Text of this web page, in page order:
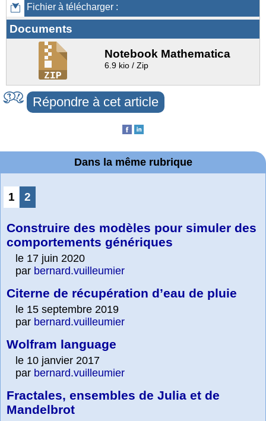
Fichier à télécharger :
Documents
Notebook Mathematica
6.9 kio / Zip
Répondre à cet article
Dans la même rubrique
1 2
Construire des modèles pour simuler des
comportements génériques
le 17 juin 2020
par bernard.vuilleumier
Citerne de récupération d’eau de pluie
le 15 septembre 2019
par bernard.vuilleumier
Wolfram language
le 10 janvier 2017
par bernard.vuilleumier
Fractales, ensembles de Julia et de
Mandelbrot